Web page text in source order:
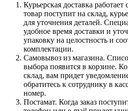
Курьерская доставка
товар поступит на склад,
для уточнения деталей.
удобное время доставки и
упаковку на целостность и
комплектации.
Самовывоз из магазина.
выбора появится в корзине.
склад, вам придет
обратитесь к сотруднику в
номер.
Постамат. Когда заказ